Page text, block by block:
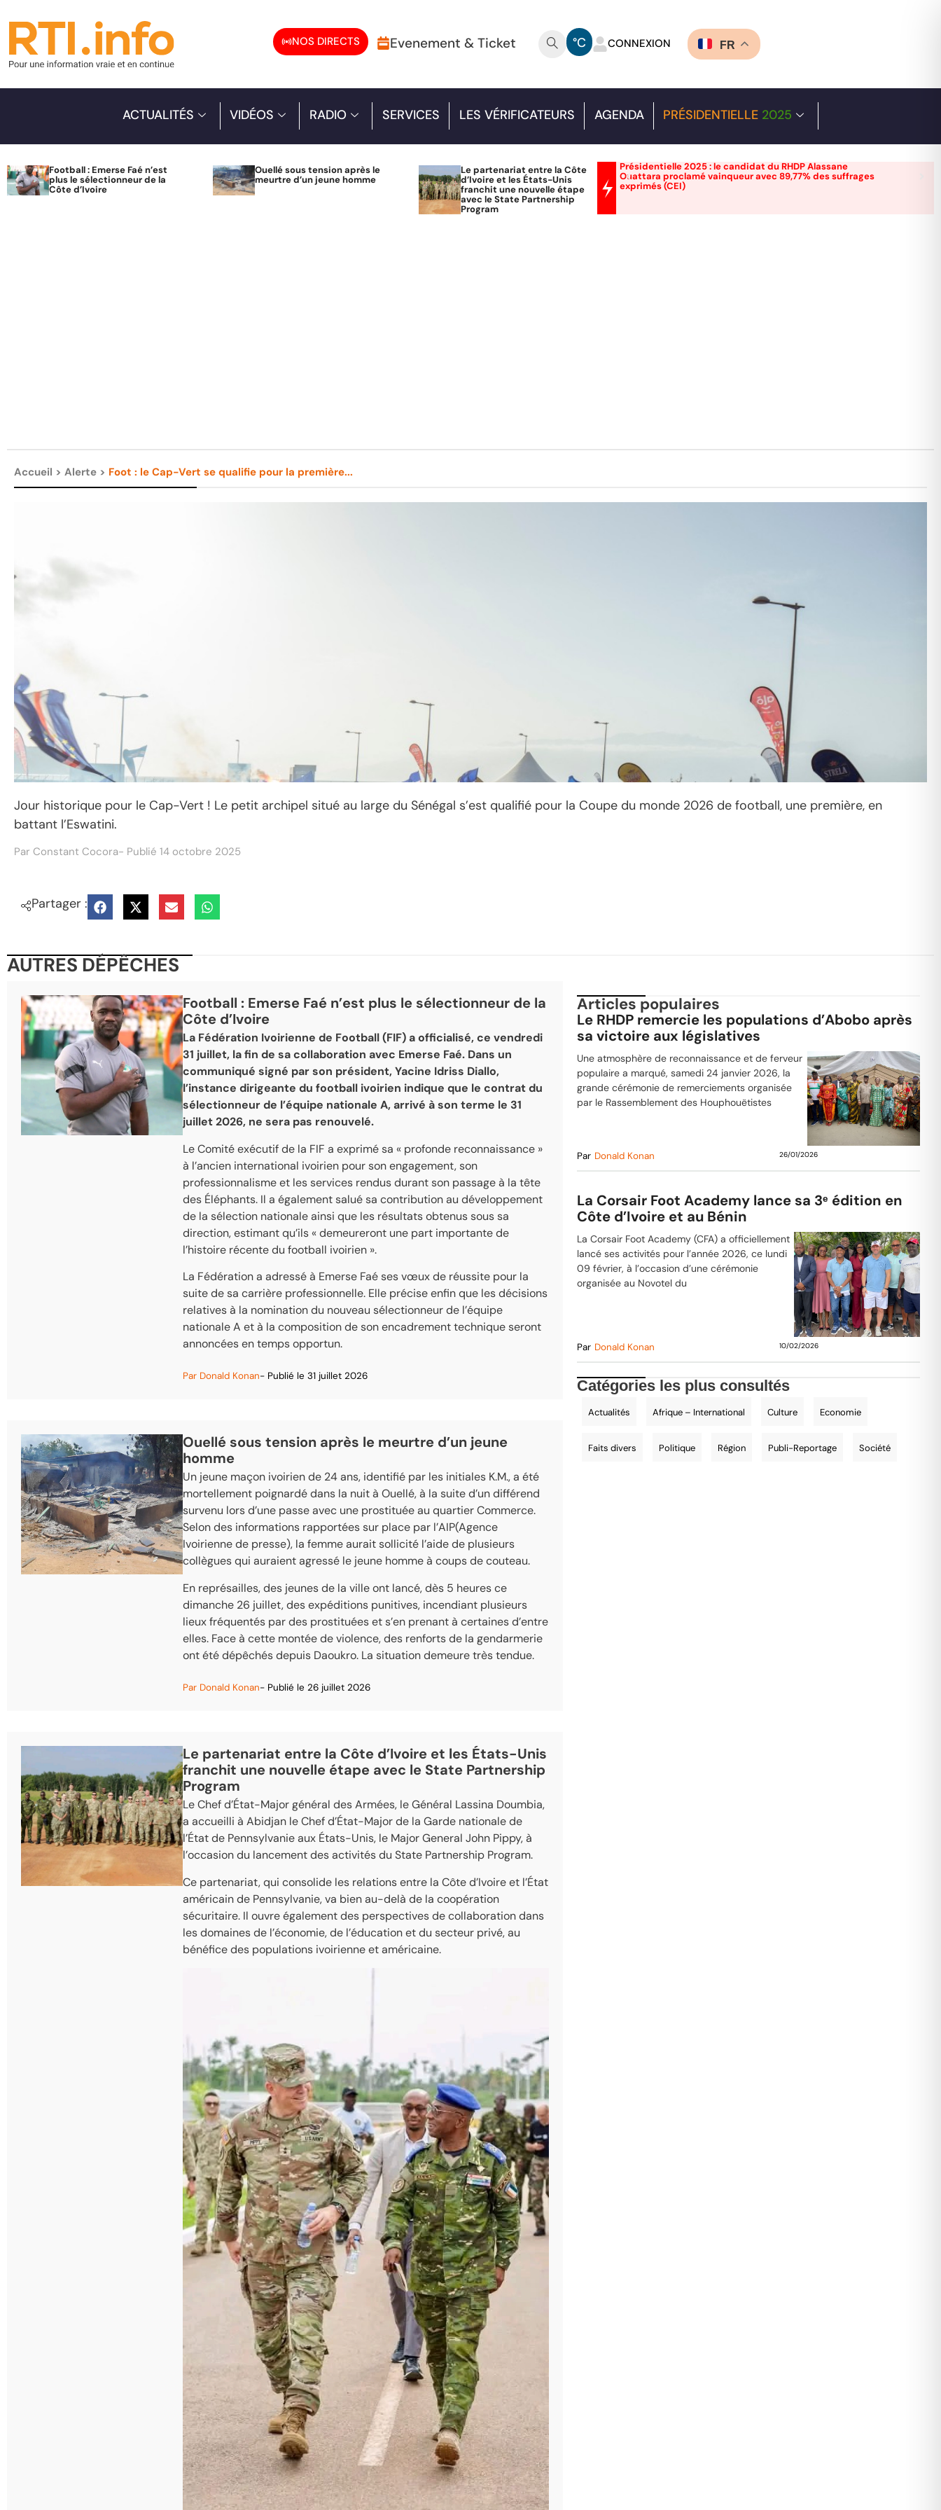
NOS DIRECTS Evenement & Ticket °C CONNEXION FR
ACTUALITÉS VIDÉOS RADIO SERVICES LES VÉRIFICATEURS AGENDA PRÉSIDENTIELLE 2025
Football : Emerse Faé n’est
plus le sélectionneur de la
Côte d’Ivoire
Ouellé sous tension après le
meurtre d’un jeune homme
Le partenariat entre la Côte
d’Ivoire et les États-Unis
franchit une nouvelle étape
avec le State Partnership
Program
Présidentielle 2025 : le candidat du RHDP Alassane
Ouattara proclamé vainqueur avec 89,77% des suffrages
exprimés (CEI)
Accueil > Alerte > Foot : le Cap-Vert se qualifie pour la première...
Jour historique pour le Cap-Vert ! Le petit archipel situé au large du Sénégal s’est qualifié pour la Coupe du monde 2026 de football, une première, en
battant l’Eswatini.
Par Constant Cocora- Publié 14 octobre 2025
Partager :
AUTRES DÉPÊCHES
Football : Emerse Faé n’est plus le sélectionneur de la
Côte d’Ivoire
La Fédération Ivoirienne de Football (FIF) a officialisé, ce vendredi
31 juillet, la fin de sa collaboration avec Emerse Faé. Dans un
communiqué signé par son président, Yacine Idriss Diallo,
l’instance dirigeante du football ivoirien indique que le contrat du
sélectionneur de l’équipe nationale A, arrivé à son terme le 31
juillet 2026, ne sera pas renouvelé.
Le Comité exécutif de la FIF a exprimé sa « profonde reconnaissance »
à l’ancien international ivoirien pour son engagement, son
professionnalisme et les services rendus durant son passage à la tête
des Éléphants. Il a également salué sa contribution au développement
de la sélection nationale ainsi que les résultats obtenus sous sa
direction, estimant qu’ils « demeureront une part importante de
l’histoire récente du football ivoirien ».
La Fédération a adressé à Emerse Faé ses vœux de réussite pour la
suite de sa carrière professionnelle. Elle précise enfin que les décisions
relatives à la nomination du nouveau sélectionneur de l’équipe
nationale A et à la composition de son encadrement technique seront
annoncées en temps opportun.
ParDonald Konan- Publié le 31 juillet 2026
Ouellé sous tension après le meurtre d’un jeune
homme
Un jeune maçon ivoirien de 24 ans, identifié par les initiales K.M., a été
mortellement poignardé dans la nuit à Ouellé, à la suite d’un différend
survenu lors d’une passe avec une prostituée au quartier Commerce.
Selon des informations rapportées sur place par l’AIP(Agence
Ivoirienne de presse), la femme aurait sollicité l’aide de plusieurs
collègues qui auraient agressé le jeune homme à coups de couteau.
En représailles, des jeunes de la ville ont lancé, dès 5 heures ce
dimanche 26 juillet, des expéditions punitives, incendiant plusieurs
lieux fréquentés par des prostituées et s’en prenant à certaines d’entre
elles. Face à cette montée de violence, des renforts de la gendarmerie
ont été dépêchés depuis Daoukro. La situation demeure très tendue.
ParDonald Konan- Publié le 26 juillet 2026
Le partenariat entre la Côte d’Ivoire et les États-Unis
franchit une nouvelle étape avec le State Partnership
Program
Le Chef d’État-Major général des Armées, le Général Lassina Doumbia,
a accueilli à Abidjan le Chef d’État-Major de la Garde nationale de
l’État de Pennsylvanie aux États-Unis, le Major General John Pippy, à
l’occasion du lancement des activités du State Partnership Program.
Ce partenariat, qui consolide les relations entre la Côte d’Ivoire et l’État
américain de Pennsylvanie, va bien au-delà de la coopération
sécuritaire. Il ouvre également des perspectives de collaboration dans
les domaines de l’économie, de l’éducation et du secteur privé, au
bénéfice des populations ivoirienne et américaine.
Articles populaires
Le RHDP remercie les populations d’Abobo après
sa victoire aux législatives
Une atmosphère de reconnaissance et de ferveur
populaire a marqué, samedi 24 janvier 2026, la
grande cérémonie de remerciements organisée
par le Rassemblement des Houphouëtistes
Par Donald Konan 26/01/2026
La Corsair Foot Academy lance sa 3ᵉ édition en
Côte d’Ivoire et au Bénin
La Corsair Foot Academy (CFA) a officiellement
lancé ses activités pour l’année 2026, ce lundi
09 février, à l’occasion d’une cérémonie
organisée au Novotel du
Par Donald Konan 10/02/2026
Catégories les plus consultés
Actualités Afrique – International Culture Economie
Faits divers Politique Région Publi-Reportage Société